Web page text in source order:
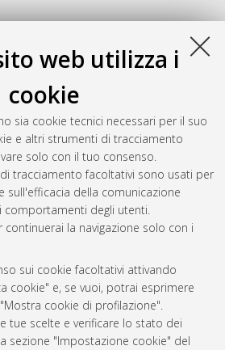
web utilizza i
cookie
sia cookie tecnici necessari per il suo
e altri strumenti di tracciamento
solo con il tuo consenso.
tracciamento facoltativi sono usati per
sull'efficacia della comunicazione
comportamenti degli utenti.
la navigazione solo con i
sui cookie facoltativi attivando
cookie" e, se vuoi, potrai esprimere
cookie di profilazione".
tue scelte e verificare lo stato dei
sezione "Impostazione cookie" del
del documento: